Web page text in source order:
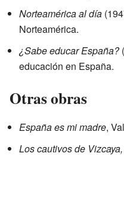
Norteamérica al día
Norteamérica.
¿Sabe educar España?
educación en España.
Otras obras
España es mi madre,
Los cautivos de Vizcaya,